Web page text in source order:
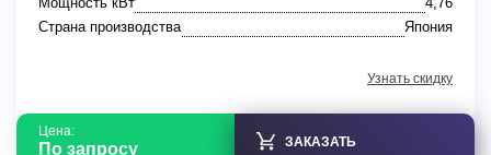
Страна производства
Япония
Узнать скидку
Цена:
По запросу ЗАКАЗАТЬ